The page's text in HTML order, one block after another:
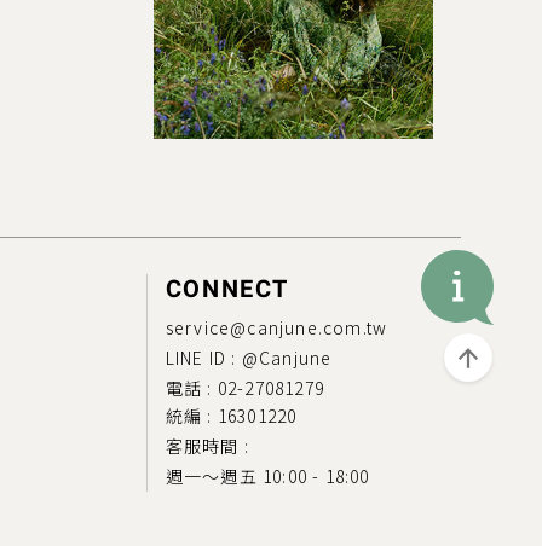
CONNECT
service@canjune.com.tw
LINE ID : @Canjune
電話 : 02-27081279
統編 : 16301220
客服時間 :
週一～週五 10:00 - 18:00